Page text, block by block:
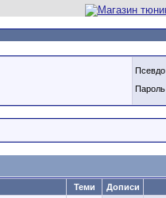
Псевдо
Пароль
Теми Дописи